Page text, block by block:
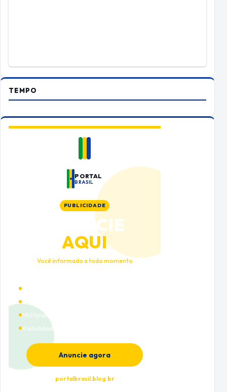
TEMPO
PORTAL
BRASIL
PUBLICIDADE
ANUNCIE
AQUI
Você informado a todo momento
Múltiplas categorias
Visibilidade premium
Anuncie agora
portalbrasil.blog.br